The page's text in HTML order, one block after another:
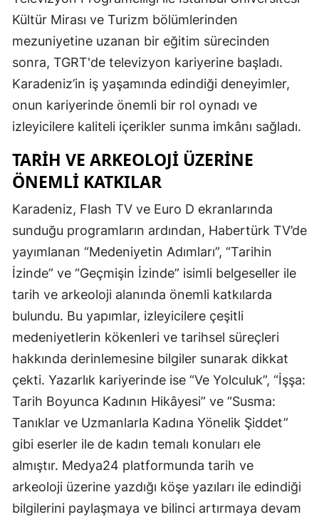
Kültür Mirası ve Turizm bölümlerinden
mezuniyetine uzanan bir eğitim sürecinden
sonra, TGRT'de televizyon kariyerine başladı.
Karadeniz’in iş yaşamında edindiği deneyimler,
onun kariyerinde önemli bir rol oynadı ve
izleyicilere kaliteli içerikler sunma imkânı sağladı.
TARIH VE ARKEOLOJI ÜZERINE
ÖNEMLI KATKILAR
Karadeniz, Flash TV ve Euro D ekranlarında
sunduğu programların ardından, Habertürk TV’de
yayımlanan “Medeniyetin Adımları”, “Tarihin
İzinde” ve “Geçmişin İzinde” isimli belgeseller ile
tarih ve arkeoloji alanında önemli katkılarda
bulundu. Bu yapımlar, izleyicilere çeşitli
medeniyetlerin kökenleri ve tarihsel süreçleri
hakkında derinlemesine bilgiler sunarak dikkat
çekti. Yazarlık kariyerinde ise “Ve Yolculuk”, “İşşa:
Tarih Boyunca Kadının Hikâyesi” ve “Susma:
Tanıklar ve Uzmanlarla Kadına Yönelik Şiddet”
gibi eserler ile de kadın temalı konuları ele
almıştır. Medya24 platformunda tarih ve
arkeoloji üzerine yazdığı köşe yazıları ile edindiği
bilgilerini paylaşmaya ve bilinci artırmaya devam